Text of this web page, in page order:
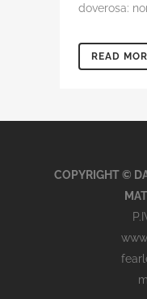
doverosa:
READ
COPYRIGHT ©